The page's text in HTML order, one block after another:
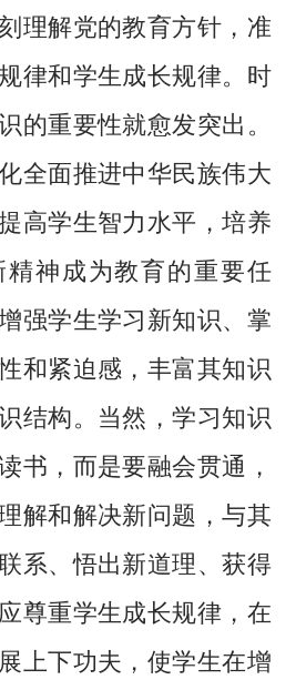
理解党的教育方针，准
律和学生成长规律。时
的重要性就愈发突出。
全面推进中华民族伟大
高学生智力水平，培养
神成为教育的重要任
强学生学习新知识、掌
和紧迫感，丰富其知识
结构。当然，学习知识
书，而是要融会贯通，
解和解决新问题，与其
系、悟出新道理、获得
尊重学生成长规律，在
上下功夫，使学生在增